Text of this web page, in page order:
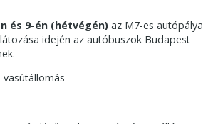
és 9-én (hétvégén) az M7-es autópálya
idején az autóbuszok Budapest